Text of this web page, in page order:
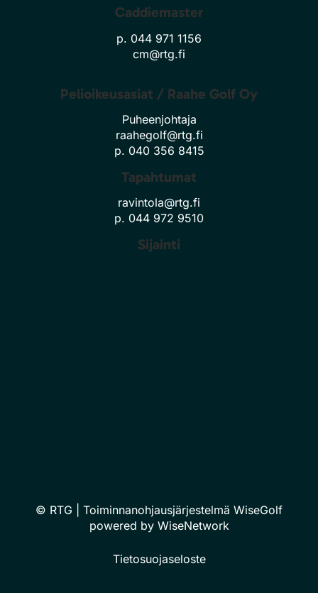
Caddiemaster
p. 044 971 1156
cm@rtg.fi
Pelioikeusasiat / Raahe Golf Oy
Puheenjohtaja
raahegolf@rtg.fi
p. 040 356 8415
Tapahtumat
ravintola@rtg.fi
p. 044 972 9510
Sijainti
© RTG | Toiminnanohjausjärjestelmä WiseGolf
powered by WiseNetwork
Tietosuojaseloste